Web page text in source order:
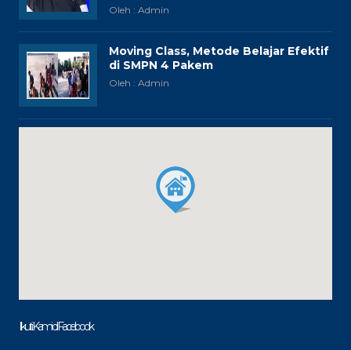
Oleh : Admin
Moving Class, Metode Belajar Efektif
di SMPN 4 Pakem
Oleh : Admin
Ikuti Kami di Facebook